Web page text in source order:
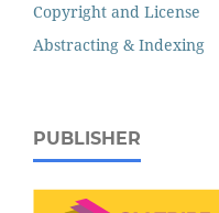
Copyright and License
Abstracting & Indexing
PUBLISHER